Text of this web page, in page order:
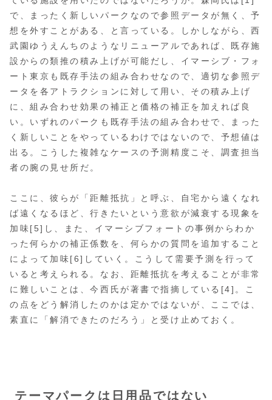
で、まったく新しいパークなので参照データが無く、予
想を外すことがある、と言っている。しかしながら、西
武園ゆうえんちのようなリニューアルであれば、既存施
設からの類推の積み上げが可能だし、イマーシブ・フォ
ート東京も既存手法の組み合わせなので、適切な参照デ
ータを各アトラクションに対して用い、その積み上げ
に、組み合わせ効果の補正と価格の補正を加えれば良
い。いずれのパークも既存手法の組み合わせで、まった
く新しいことをやっているわけではないので、予想値は
出る。こうした複雑なケースの予測精度こそ、調査担当
者の腕の見せ所だ。
ここに、彼らが「距離抵抗」と呼ぶ、自宅から遠くなれ
ば遠くなるほど、行きたいという意欲が減衰する現象を
加味[5]し、また、イマーシブフォートの事例からわか
った何らかの補正係数を、何らかの質問を追加すること
によって加味[6]していく。こうして需要予測を行って
いると考えられる。なお、距離抵抗を考えることが非常
に難しいことは、今西氏が著書で指摘している[4]。こ
の点をどう解消したのかは定かではないが、ここでは、
素直に「解消できたのだろう」と受け止めておく。
テーマパークは日用品ではない